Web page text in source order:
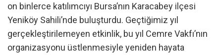
on binlerce katılımcıyı Bursa’nın Karacabey ilçesi
Yeniköy Sahili’nde buluşturdu. Geçtiğimiz yıl
gerçekleştirilemeyen etkinlik, bu yıl Cemre Vakfı’nın
organizasyonu üstlenmesiyle yeniden hayata